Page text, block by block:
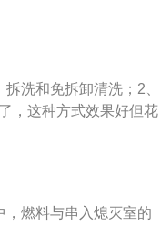
并不是直接控制喷油量
增加喷油量，这样发
是正常的，去清洗一下
配一下电脑，否则车子
后，ecu会使用有积碳
，那ecu还是会使用有
现象，过段时间之后就
洗和免拆卸清洗；2、
，这种方式效果好但花
门上，这样减少了拆
燃料与串入熄灭室的